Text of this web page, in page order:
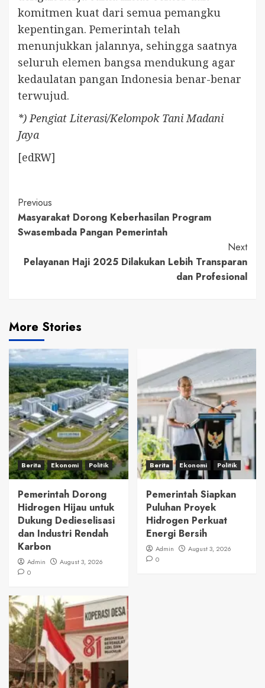
komitmen kuat dari semua pemangku
kepentingan. Pemerintah telah
menunjukkan jalannya, sehingga saatnya
seluruh elemen bangsa mendukung agar
kedaulatan pangan Indonesia benar-benar
terwujud.
*) Pengiat Literasi/Kelompok Tani Madani
Jaya
[edRW]
Continue
Reading
Previous
Masyarakat Dorong Keberhasilan Program
Swasembada Pangan Pemerintah
Next
Pelayanan Haji 2025 Dilakukan Lebih Transparan
dan Profesional
More Stories
Berita Ekonomi Politik
Pemerintah Dorong
Hidrogen Hijau untuk
Dukung Dedieselisasi
dan Industri Rendah
Karbon
Admin
August 3, 2026
0
Berita Ekonomi Politik
Pemerintah Siapkan
Puluhan Proyek
Hidrogen Perkuat
Energi Bersih
Admin
August 3, 2026
0